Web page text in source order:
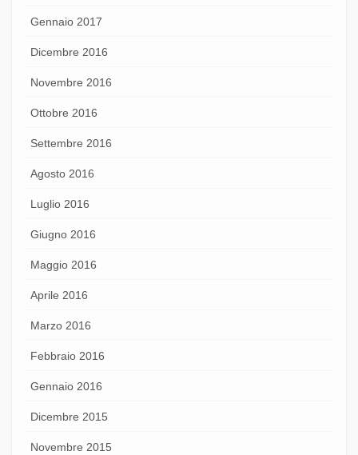
Gennaio 2017
Dicembre 2016
Novembre 2016
Ottobre 2016
Settembre 2016
Agosto 2016
Luglio 2016
Giugno 2016
Maggio 2016
Aprile 2016
Marzo 2016
Febbraio 2016
Gennaio 2016
Dicembre 2015
Novembre 2015